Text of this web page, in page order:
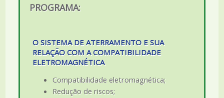
PROGRAMA:
O SISTEMA DE ATERRAMENTO E SUA
RELAÇÃO COM A COMPATIBILIDADE
ELETROMAGNÉTICA
Compatibilidade eletromagnética;
Redução de riscos;